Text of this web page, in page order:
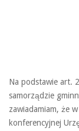
Na podstawie art.
samorządzie
zawiadamiam, że
konferencyjnej